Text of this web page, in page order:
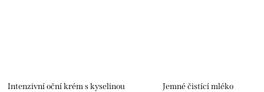
Intenzivní oční krém s kyselinou
Jemné čistící mléko